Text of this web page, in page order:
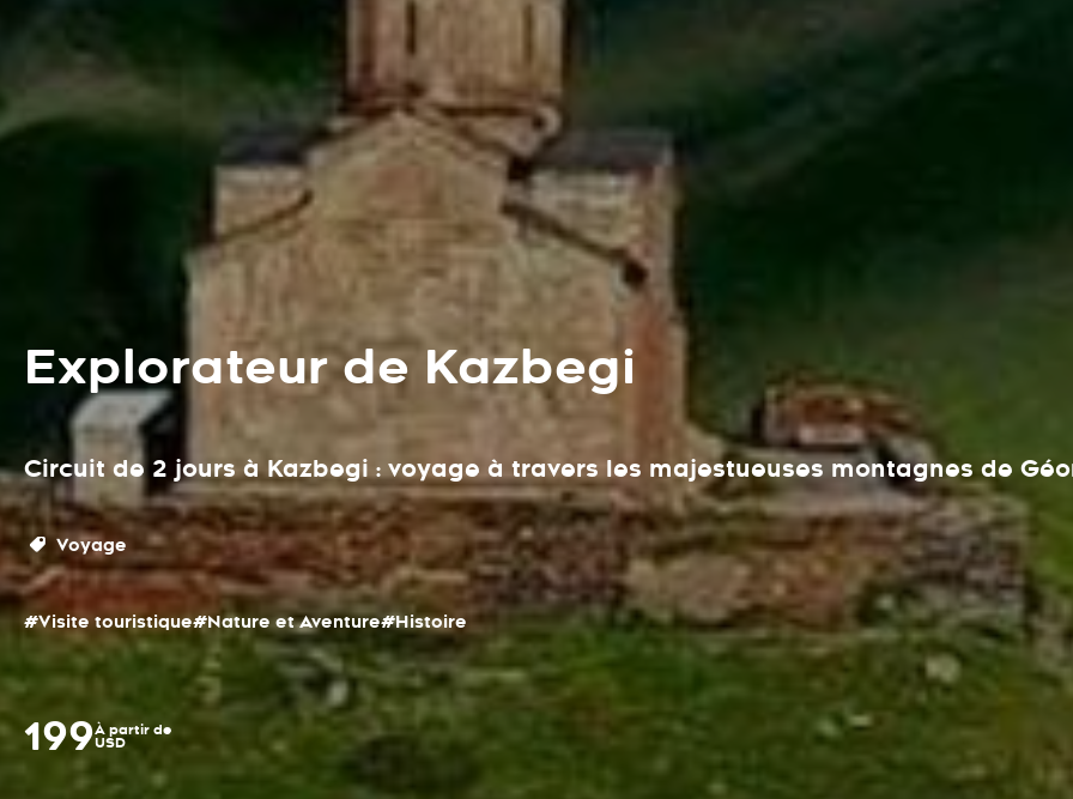
Explorateur de Kazbegi
Circuit de 2 jours à Kazbegi : voyage à travers les majestueuses montagnes de
Voyage
#Visite touristique#Nature et Aventure#Histoire
199À partir de
USD